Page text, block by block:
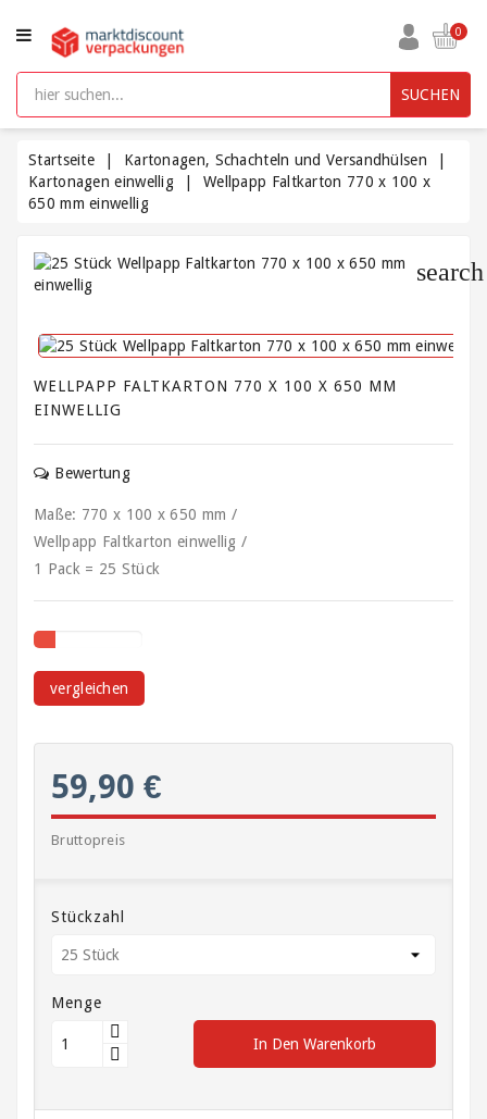
Aufbewahrungsboxen
kunststoff
mit
Deckel
Beutel
Säcke
Füllmaterial
Polsterung
Packpapier
Schachteln
und
Versandhülsen
und
Lagerbedarf
Luftpolsterfolie
Stretchfolie
Tragetaschen
Verpackungen
0
SUCHEN
Startseite
Kartonagen, Schachteln und Versandhülsen
Kartonagen einwellig
Wellpapp Faltkarton 770 x 100 x
650 mm einwellig
search
WELLPAPP FALTKARTON 770 X 100 X 650 MM
EINWELLIG
Bewertung
Maße: 770 x 100 x 650 mm /
Wellpapp Faltkarton einwellig /
1 Pack = 25 Stück
vergleichen
59,90 €
Bruttopreis
Stückzahl
Menge
In Den Warenkorb